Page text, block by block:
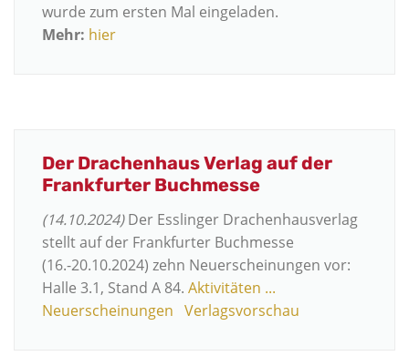
wurde zum ersten Mal eingeladen.
Mehr: hier
Der Drachenhaus Verlag auf der
Frankfurter Buchmesse
(14.10.2024)Der Esslinger Drachenhausverlag
stellt auf der Frankfurter Buchmesse
(16.-20.10.2024) zehn Neuerscheinungen vor:
Halle 3.1, Stand A 84. Aktivitäten ...
Neuerscheinungen Verlagsvorschau